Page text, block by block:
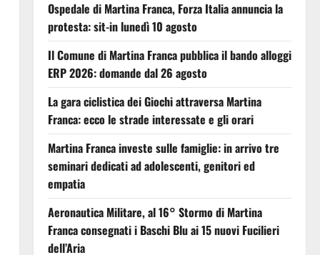
Ospedale di Martina Franca, Forza Italia annuncia la
protesta: sit-in lunedì 10 agosto
Il Comune di Martina Franca pubblica il bando alloggi
ERP 2026: domande dal 26 agosto
La gara ciclistica dei Giochi attraversa Martina
Franca: ecco le strade interessate e gli orari
Martina Franca investe sulle famiglie: in arrivo tre
seminari dedicati ad adolescenti, genitori ed
empatia
Aeronautica Militare, al 16° Stormo di Martina
Franca consegnati i Baschi Blu ai 15 nuovi Fucilieri
dell’Aria